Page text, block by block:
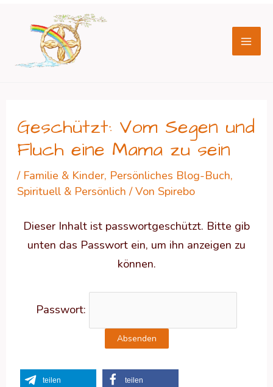
springen
Geschützt: Vom Segen und
Fluch eine Mama zu sein
/ Familie & Kinder, Persönliches Blog-Buch,
Spirituell & Persönlich / Von Spirebo
Dieser Inhalt ist passwortgeschützt. Bitte gib
unten das Passwort ein, um ihn anzeigen zu
können.
Passwort:
teilen teilen